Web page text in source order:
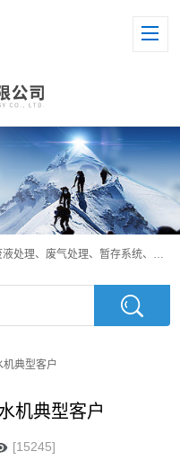
、废气处理、暂存系统、超纯水系统
典型客户
机典型客户
[15245]